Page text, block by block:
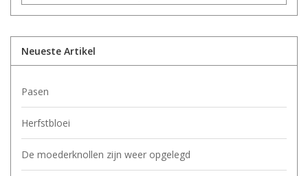
Neueste Artikel
Pasen
Herfstbloei
De moederknollen zijn weer opgelegd